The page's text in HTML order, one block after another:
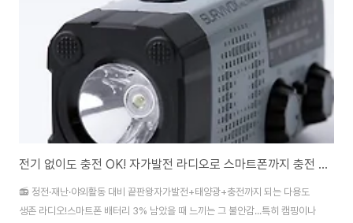
전기 없이도 충전 OK! 자가발전 라디오로 스마트폰까지 충전 디큐브 크랭크 라디오
📻 정전·재난·야외활동 대비 끝판왕자가발전+태양광+충전까지 되는 다용도
생존 라디오!스마트폰 배터리 3% 남았을 때 느끼는 그 불안감...특히 캠핑이나